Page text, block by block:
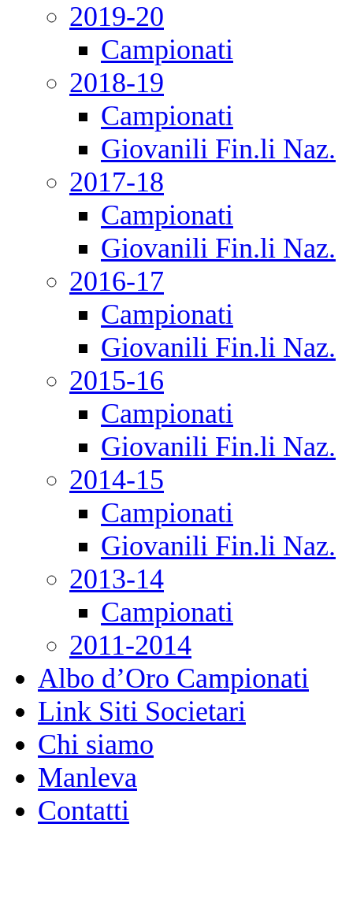
2019-20
Campionati
2018-19
Campionati
Giovanili Fin.li Naz.
2017-18
Campionati
Giovanili Fin.li Naz.
2016-17
Campionati
Giovanili Fin.li Naz.
2015-16
Campionati
Giovanili Fin.li Naz.
2014-15
Campionati
Giovanili Fin.li Naz.
2013-14
Campionati
2011-2014
Albo d’Oro Campionati
Link Siti Societari
Chi siamo
Manleva
Contatti